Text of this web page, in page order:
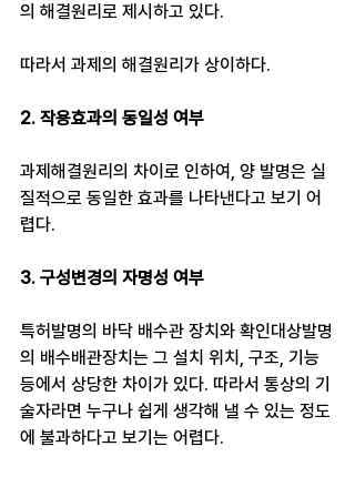
의 해결원리로 제시하고 있다.
따라서 과제의 해결원리가 상이하다.
2. 작용효과의 동일성 여부
과제해결원리의 차이로 인하여, 양 발명은 실
질적으로 동일한 효과를 나타낸다고 보기 어
렵다.
3. 구성변경의 자명성 여부
특허발명의 바닥 배수관 장치와 확인대상발명
의 배수배관장치는 그 설치 위치, 구조, 기능
등에서 상당한 차이가 있다. 따라서 통상의 기
술자라면 누구나 쉽게 생각해 낼 수 있는 정도
에 불과하다고 보기는 어렵다.